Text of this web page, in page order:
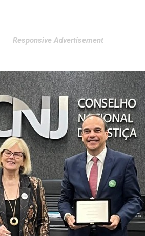
Responsive Advertisement